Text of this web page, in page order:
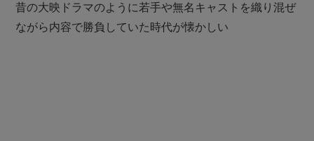
昔の大映ドラマのように若手や無名キャストを織り混ぜ
ながら内容で勝負していた時代が懐かしい